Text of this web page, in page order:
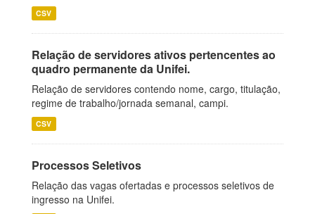
CSV
Relação de servidores ativos pertencentes ao
quadro permanente da Unifei.
Relação de servidores contendo nome, cargo, titulação,
regime de trabalho/jornada semanal, campi.
CSV
Processos Seletivos
Relação das vagas ofertadas e processos seletivos de
ingresso na Unifei.